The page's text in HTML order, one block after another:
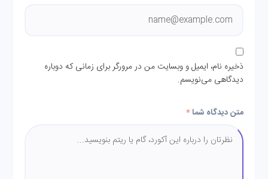
ذخیره نام، ایمیل و وبسایت من در مرورگر برای زمانی که دوباره
دیدگاهی می‌نویسم.
متن دیدگاه شما*